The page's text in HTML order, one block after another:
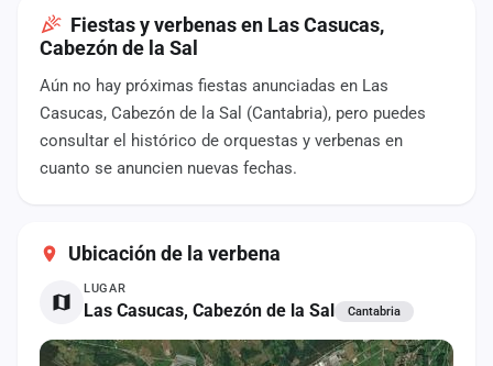
Fiestas y verbenas en Las Casucas,
Cabezón de la Sal
Aún no hay próximas fiestas anunciadas en Las
Casucas, Cabezón de la Sal (Cantabria), pero puedes
consultar el histórico de orquestas y verbenas en
cuanto se anuncien nuevas fechas.
Ubicación de la verbena
LUGAR
Las Casucas, Cabezón de la Sal Cantabria
Rankings
Anuncios
Crear
cuenta
Administración
Contacto